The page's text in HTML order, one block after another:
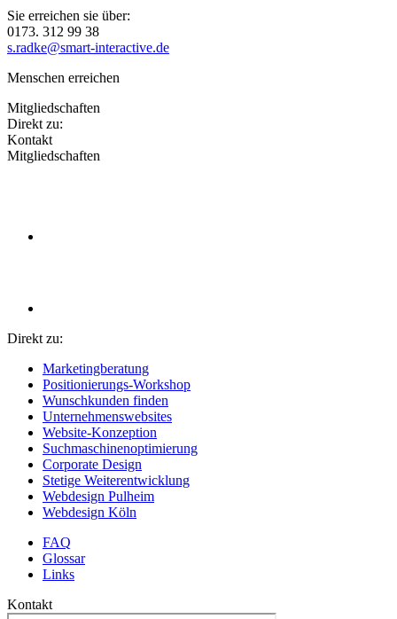
Sie erreichen sie über:
0173. 312 99 38
s.radke@smart-interactive.de
Menschen erreichen
Mitgliedschaften
Direkt zu:
Kontakt
Mitgliedschaften
Direkt zu:
Marketingberatung
Positionierungs-Workshop
Wunschkunden finden
Unternehmenswebsites
Website-Konzeption
Suchmaschinenoptimierung
Corporate Design
Stetige Weiterentwicklung
Webdesign Pulheim
Webdesign Köln
FAQ
Glossar
Links
Kontakt